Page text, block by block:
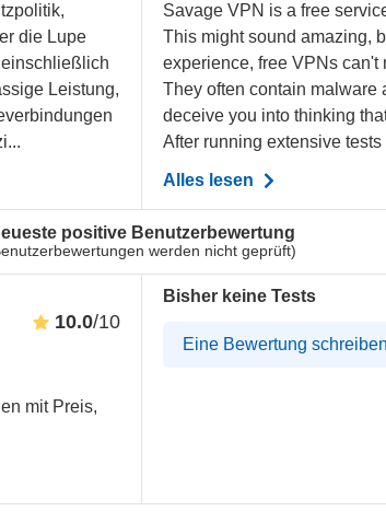
positive Benutzerbewertung
werden nicht geprüft)
die Lupe
Leistung,
10.0/10
mit Preis,
Savage VPN is a free
This might sound amazing,
experience, free VPNs can't
They often contain malware
deceive you into thinking
After running extensive
Alles lesen
Bisher keine Tests
Eine Bewertung